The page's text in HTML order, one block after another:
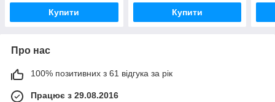
Купити Купити
Про нас
100% позитивних з 61 відгука за рік
Працює з 29.08.2016